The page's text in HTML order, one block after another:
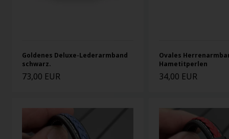
Goldenes Deluxe-Lederarmband
schwarz.
73,00 EUR
Ovales
Hametitperlen
34,00 EUR